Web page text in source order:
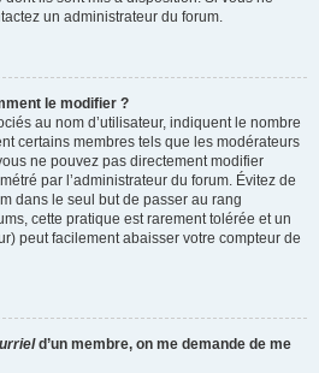
un administrateur du forum.
le modifier ?
au nom d’utilisateur, indiquent le nombre
certains membres tels que les modérateurs
ne pouvez pas directement modifier
par l’administrateur du forum. Évitez de
dans le seul but de passer au rang
cette pratique est rarement tolérée et un
peut facilement abaisser votre compteur de
d’un membre, on me demande de me